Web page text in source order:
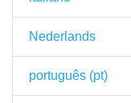
Nederlands
português (pt)